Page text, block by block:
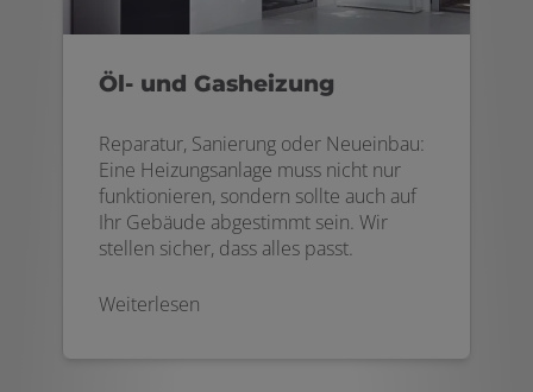
Öl- und Gasheizung
Reparatur, Sanierung oder Neueinbau:
Eine Heizungsanlage muss nicht nur
funktionieren, sondern sollte auch auf
Ihr Gebäude abgestimmt sein. Wir
stellen sicher, dass alles passt.
Weiterlesen